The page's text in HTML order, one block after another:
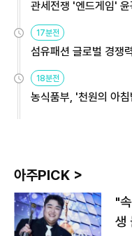
관세전쟁 '엔드게임'
17분전
섬유패션 글로벌 경쟁
18분전
농식품부, '천원의 아
아주PICK >
"
생